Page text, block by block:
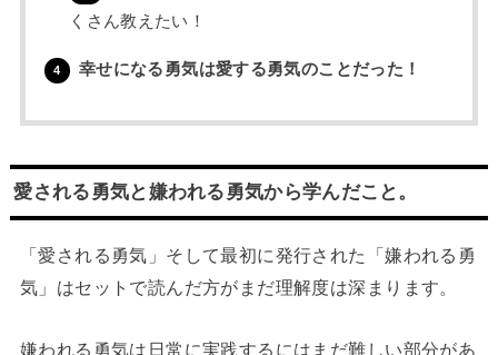
くさん教えたい！
4 幸せになる勇気は愛する勇気のことだった！
愛される勇気と嫌われる勇気から学んだこと。
「愛される勇気」そして最初に発行された「嫌われる勇
気」はセットで読んだ方がまだ理解度は深まります。
嫌われる勇気は日常に実践するにはまだ難しい部分があ